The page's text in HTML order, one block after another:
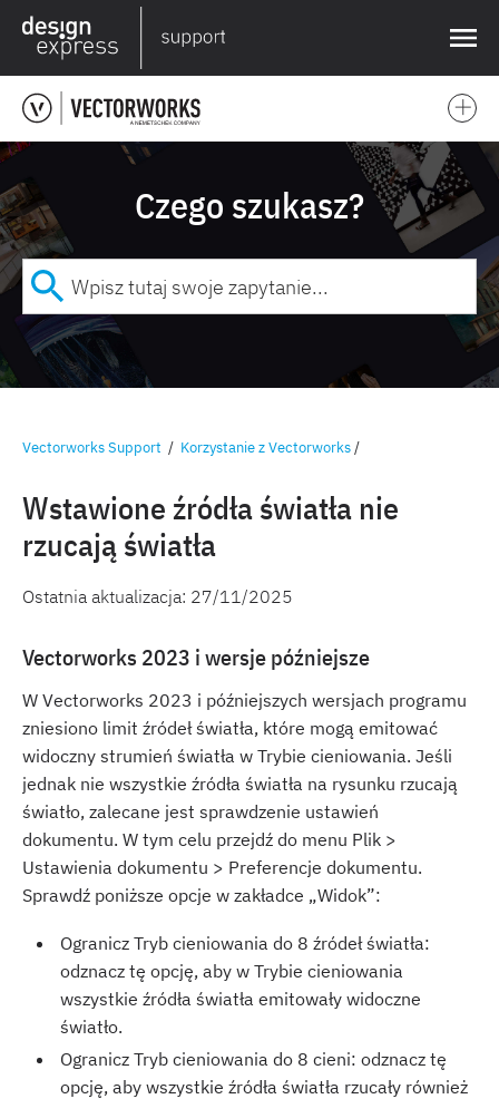
❌
Czego szukasz?
Vectorworks Support / Korzystanie z Vectorworks/
Wstawione źródła światła nie
rzucają światła
Ostatnia aktualizacja: 27/11/2025
Vectorworks 2023 i wersje późniejsze
W Vectorworks 2023 i późniejszych wersjach programu
zniesiono limit źródeł światła, które mogą emitować
widoczny strumień światła w Trybie cieniowania. Jeśli
jednak nie wszystkie źródła światła na rysunku rzucają
światło, zalecane jest sprawdzenie ustawień
dokumentu. W tym celu przejdź do menu Plik >
Ustawienia dokumentu > Preferencje dokumentu.
Sprawdź poniższe opcje w zakładce „Widok”:
Ogranicz Tryb cieniowania do 8 źródeł światła:
odznacz tę opcję, aby w Trybie cieniowania
wszystkie źródła światła emitowały widoczne
światło.
Ogranicz Tryb cieniowania do 8 cieni: odznacz tę
opcję, aby wszystkie źródła światła rzucały również